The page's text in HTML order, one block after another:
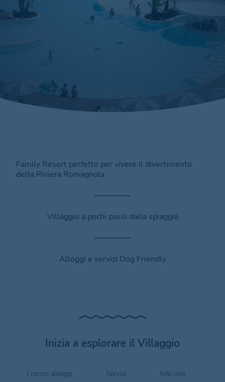
Family Resort perfetto per vivere il divertimento
della Riviera Romagnola
Villaggio a pochi passi dalla spiaggia
Alloggi e servizi Dog Friendly
Inizia a esplorare il Villaggio
I nostri alloggi Servizi Info utili